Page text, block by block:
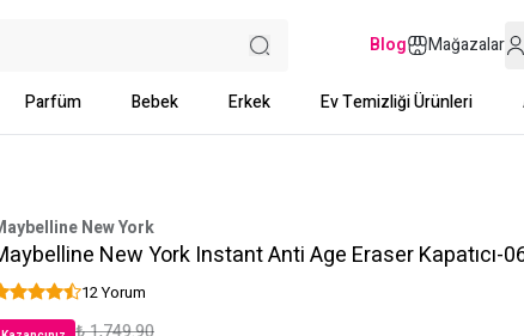
Blog Mağazalar
Parfüm Bebek Erkek Ev Temizliği Ürünleri
New York
New York Instant Anti Age Eraser Kapatıcı-
12 Yorum